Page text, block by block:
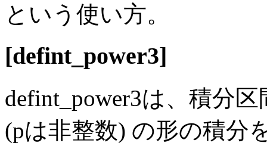
という使い方。
[defint_power3]
defint_power3は、積分
(pは非整数) の形の積分